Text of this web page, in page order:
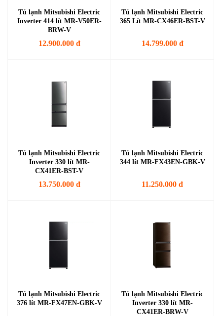
Tủ lạnh Mitsubishi Electric
Inverter 414 lít MR-V50ER-
BRW-V
12.900.000 đ
Tủ lạnh Mitsubishi Electric
365 Lít MR-CX46ER-BST-V
14.799.000 đ
Tủ lạnh Mitsubishi Electric
Inverter 330 lít MR-
CX41ER-BST-V
13.750.000 đ
Tủ lạnh Mitsubishi Electric
344 lít MR-FX43EN-GBK-V
11.250.000 đ
Tủ lạnh Mitsubishi Electric
376 lít MR-FX47EN-GBK-V
Tủ lạnh Mitsubishi Electric
Inverter 330 lít MR-
CX41ER-BRW-V